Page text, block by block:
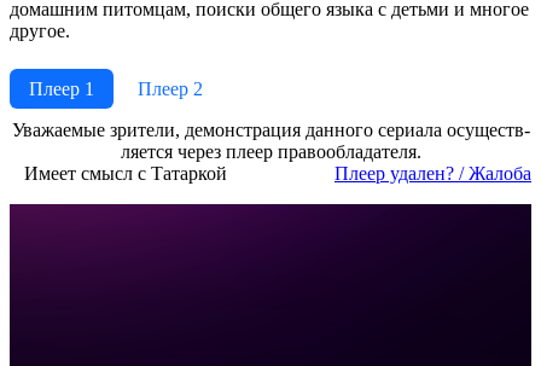
домашним питомцам, поиски общего языка с детьми и многое
другое.
Плеер 1
Плеер 2
Ува­жае­мые зри­те­ли, де­мон­ст­ра­ция дан­но­го се­риа­ла осу­ще­ст­в­
ля­ет­ся че­рез пле­ер пра­во­об­ла­да­те­ля.
Имеет смысл с Татаркой
Пле­ер уда­лен? / Жа­ло­ба